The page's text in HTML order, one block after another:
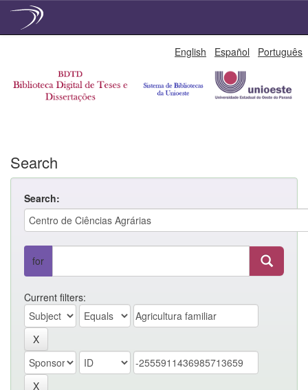
English Español Português
Search
Search:
for
Current filters: